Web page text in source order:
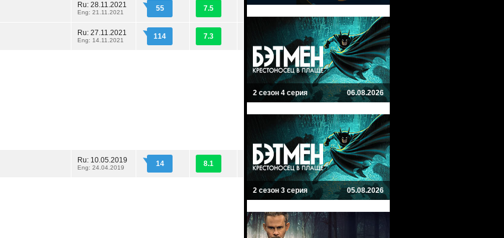
Ru: 28.11.2021
Eng: 21.11.2021 55 7.5
Ru: 27.11.2021
Eng: 14.11.2021 114 7.3
Ru: 10.05.2019
Eng: 24.04.2019 14 8.1
2 сезон 4 серия 06.08.2026
2 сезон 3 серия 05.08.2026